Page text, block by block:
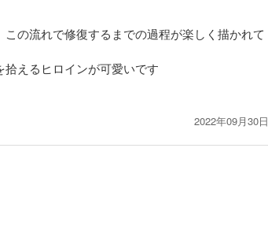
の流れで修復するまでの過程が楽しく描かれて
えるヒロインが可愛いです
2022年09月30日